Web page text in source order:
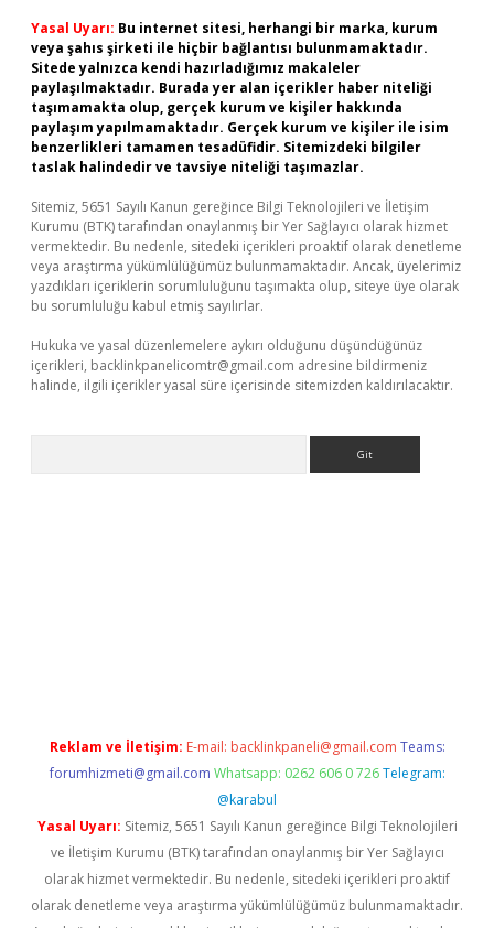
Yasal Uyarı: Bu internet sitesi, herhangi bir marka, kurum
veya şahıs şirketi ile hiçbir bağlantısı bulunmamaktadır.
Sitede yalnızca kendi hazırladığımız makaleler
paylaşılmaktadır. Burada yer alan içerikler haber niteliği
taşımamakta olup, gerçek kurum ve kişiler hakkında
paylaşım yapılmamaktadır. Gerçek kurum ve kişiler ile isim
benzerlikleri tamamen tesadüfidir. Sitemizdeki bilgiler
taslak halindedir ve tavsiye niteliği taşımazlar.
Sitemiz, 5651 Sayılı Kanun gereğince Bilgi Teknolojileri ve İletişim
Kurumu (BTK) tarafından onaylanmış bir Yer Sağlayıcı olarak hizmet
vermektedir. Bu nedenle, sitedeki içerikleri proaktif olarak denetleme
veya araştırma yükümlülüğümüz bulunmamaktadır. Ancak, üyelerimiz
yazdıkları içeriklerin sorumluluğunu taşımakta olup, siteye üye olarak
bu sorumluluğu kabul etmiş sayılırlar.
Hukuka ve yasal düzenlemelere aykırı olduğunu düşündüğünüz
içerikleri, backlinkpanelicomtr@gmail.com adresine bildirmeniz
halinde, ilgili içerikler yasal süre içerisinde sitemizden kaldırılacaktır.
Reklam ve İletişim: E-mail: backlinkpaneli@gmail.com Teams:
forumhizmeti@gmail.com Whatsapp: 0262 606 0 726 Telegram:
@karabul
Yasal Uyarı: Sitemiz, 5651 Sayılı Kanun gereğince Bilgi Teknolojileri
ve İletişim Kurumu (BTK) tarafından onaylanmış bir Yer Sağlayıcı
olarak hizmet vermektedir. Bu nedenle, sitedeki içerikleri proaktif
olarak denetleme veya araştırma yükümlülüğümüz bulunmamaktadır.